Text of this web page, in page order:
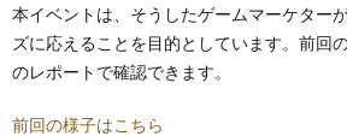
本イベントは、そうしたゲームマーケター
ズに応えることを目的としています。前回
のレポートで確認できます。
前回の様子はこちら